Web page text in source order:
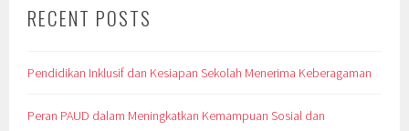
RECENT POSTS
Pendidikan Inklusif dan Kesiapan Sekolah Menerima Keberagaman
Peran PAUD dalam Meningkatkan Kemampuan Sosial dan